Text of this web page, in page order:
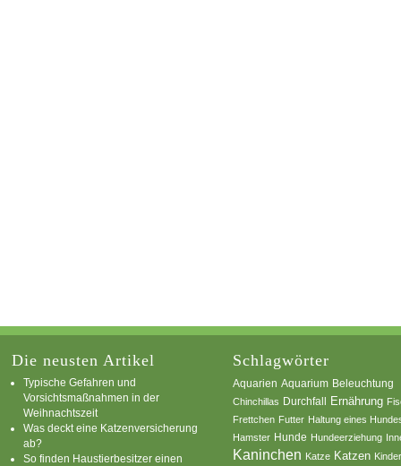
Die neusten Artikel
Typische Gefahren und
Vorsichtsmaßnahmen in der
Weihnachtszeit
Was deckt eine Katzenversicherung
ab?
So finden Haustierbesitzer einen
Schlagwörter
Aquarien Aquarium Beleuchtung
Chinchillas Durchfall Ernährung
Frettchen Futter Haltung eines
Hamster Hunde Hundeerziehung
Kaninchen Katze Katzen